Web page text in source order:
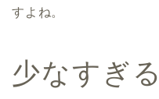
すよね。
少なすぎ